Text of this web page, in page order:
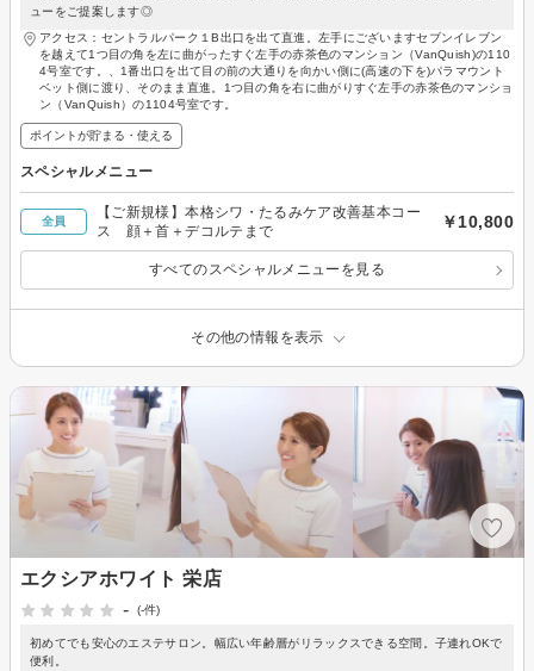
ューをご提案します◎
アクセス：セントラルパーク１B出口を出て直進。左手にございますセブンイレブン
を越えて1つ目の角を左に曲がったすぐ左手の赤茶色のマンション（VanQuish)の110
4号室です。、1番出口を出て目の前の大通りを向かい側に(高速の下を)パラマウント
ベット側に渡り、そのまま直進。1つ目の角を右に曲がりすぐ左手の赤茶色のマンショ
ン（VanQuish）の1104号室です。
ポイントが貯まる・使える
スペシャルメニュー
全員
【ご新規様】本格シワ・たるみケア改善基本コー
ス 顔＋首＋デコルテまで
￥10,800
すべてのスペシャルメニューを見る
その他の情報を表示
エクシアホワイト 栄店
-
(-件)
初めてでも安心のエステサロン。幅広い年齢層がリラックスできる空間。子連れOKで
便利。